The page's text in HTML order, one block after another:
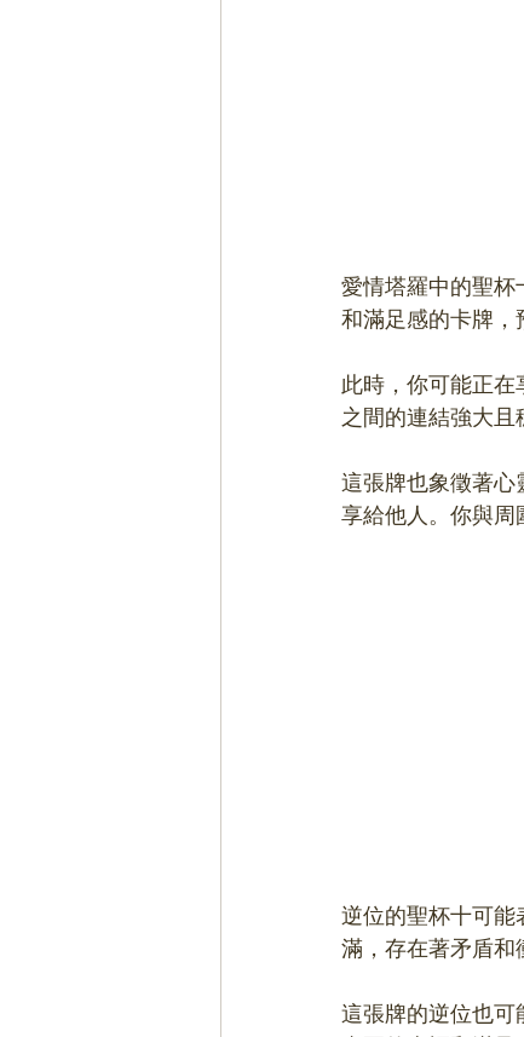
愛情塔羅中的聖杯
和滿足感的卡牌，
此時，你可能正
之間的連結強大且
這張牌也象徵著心
享給他人。你與周
逆位的聖杯十可能
滿，存在著矛盾和
這張牌的逆位也可